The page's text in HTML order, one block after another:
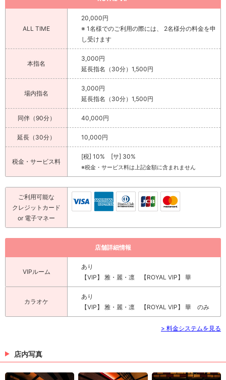
ALL TIME
20,000円
※ 1名様でのご利用の際には、 2名様分の料金を申
し受けます
本指名
3,000円
延長指名（30分）1,500円
場内指名
3,000円
延長指名（30分）1,500円
同伴（90分） 40,000円
延長（30分） 10,000円
税金・サービス料
[税] 10% [サ] 30%
※税金・サービス料は上記金額に含まれません
ご利用可能な
クレジットカード
or 電子マネー
店舗詳細情報
VIPルーム
あり
【VIP】 雅・麗・凛 【ROYAL VIP】 華
カラオケ
あり
【VIP】 雅・麗・凛 【ROYAL VIP】 華 のみ
> 料金システムを見る
店内写真